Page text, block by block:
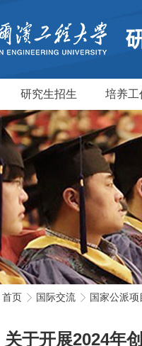
研究生招生 培养工
首页 国际交流 国家公派项
关于开展2024年